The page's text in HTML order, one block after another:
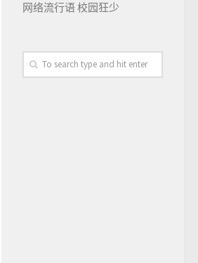
网络流行语校园狂少